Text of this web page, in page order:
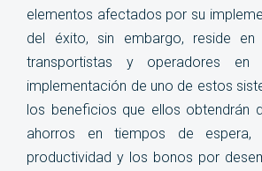
elementos afectados por su
del éxito, sin embargo, reside
transportistas y operadores
implementación de uno de estos
los beneficios que ellos obtendrán
ahorros en tiempos de
productividad y los bonos por